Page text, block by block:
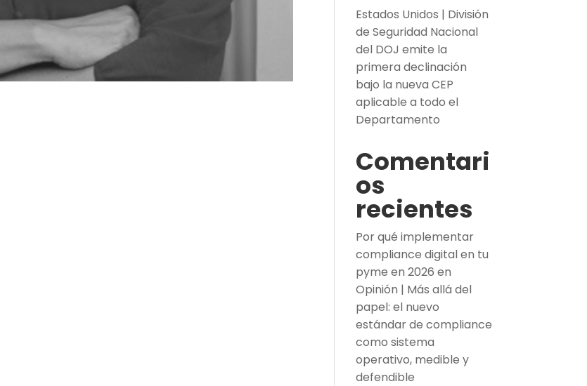
Estados Unidos | División
de Seguridad Nacional
del DOJ emite la
primera declinación
bajo la nueva CEP
aplicable a todo el
Departamento
Comentari
os
recientes
Por qué implementar
compliance digital en tu
pyme en 2026 en
Opinión | Más allá del
papel: el nuevo
estándar de compliance
como sistema
operativo, medible y
defendible